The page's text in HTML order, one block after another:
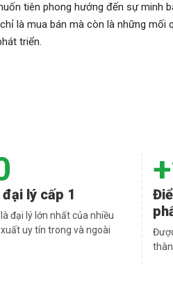
tiên phong hướng đến sự minh
là mua bán mà còn là những mối
triển.
lý cấp 1
đại lý lớn nhất của nhiều
uy tín trong và ngoài